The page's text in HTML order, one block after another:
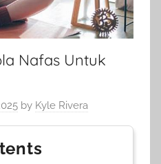
Nafas Untuk
by Kyle Rivera